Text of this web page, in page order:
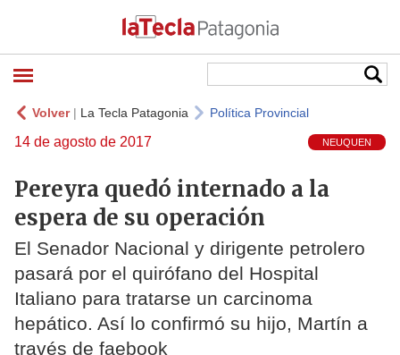
Volver| La Tecla Patagonia Política Provincial
14 de agosto de 2017 NEUQUEN
Pereyra quedó internado a la
espera de su operación
El Senador Nacional y dirigente petrolero
pasará por el quirófano del Hospital
Italiano para tratarse un carcinoma
hepático. Así lo confirmó su hijo, Martín a
través de faebook